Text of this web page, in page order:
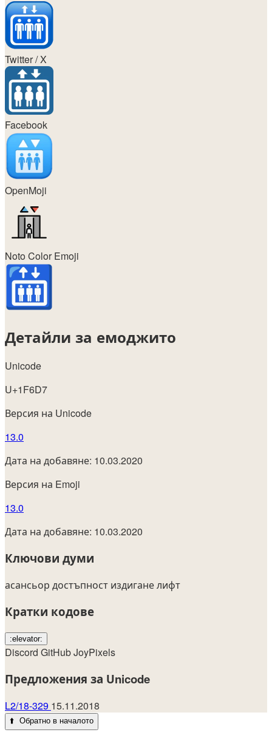
Twitter / X
Facebook
OpenMoji
Noto Color Emoji
Детайли за емоджито
Unicode
U+1F6D7
Версия на Unicode
13.0
Дата на добавяне: 10.03.2020
Версия на Emoji
13.0
Дата на добавяне: 10.03.2020
Ключови думи
асансьор достъпност издиганелифт
Кратки кодове
:elevator:
Discord GitHubJoyPixels
Предложения за Unicode
L2/18-329 15.11.2018
⬆️ Обратно в началото